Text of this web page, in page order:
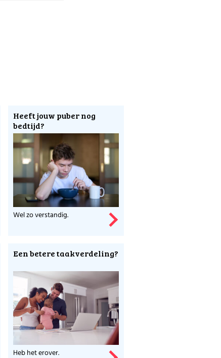
Heeft jouw puber nog
bedtijd?
Wel zo verstandig.
Een betere taakverdeling?
Heb het erover.